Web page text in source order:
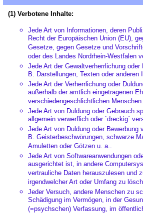
(1) Verbotene Inhalte:
Jede Art von Informationen, deren
Recht der Europäischen Union (EU),
Gesetze, gegen Gesetze und
oder des Landes Nordrhein-Westfalen
Jede Art der Gewaltverherrlichung
B. Darstellungen, Texten oder anderen
Jede Art der Verherrlichung oder
außerhalb der amtlich eingetragenen
verschiedengeschlichtlichen Menschen.
Jede Art von Duldung oder Gebrauch
allgemein verwerflich oder `dreckig´
Jede Art von Duldung oder
B. Geisterbeschwörungen, schwarze
Amuletten oder Götzen u. a..
Jede Art von Softwareanwendungen
ausgerichtet ist, in andere
vertrauliche Daten herauszulesen und
irgendwelcher Art oder Umfang zu
Jeder Versuch, andere Menschen zu
Schädigung im Vermögen, in der
(=psychschen) Verfassung, im